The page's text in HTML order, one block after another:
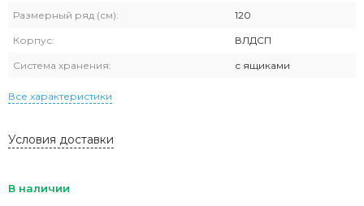
Размерный ряд (см): 120
Корпус: ВЛДСП
Система хранения: с ящиками
Все характеристики
Условия доставки
В наличии